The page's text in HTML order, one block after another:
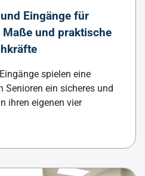
Eingänge für
und praktische
spielen eine
Senioren ein sicheres und
ihren eigenen vier